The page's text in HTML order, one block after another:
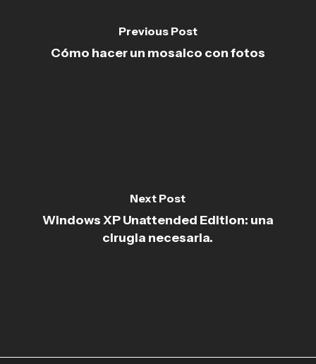
Previous Post
Cómo hacer un mosaico con fotos
Next Post
Windows XP Unattended Edition: una
cirugia necesaria.